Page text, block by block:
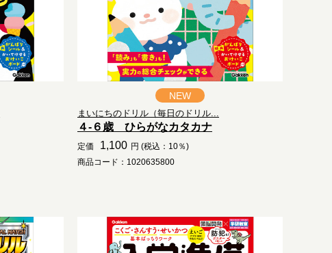
NEW
まいにちのドリル（毎日のドリル...
４-６歳 ひらがなカタカナ
定価 1,100 円 (税込：10％)
商品コード：1020635800